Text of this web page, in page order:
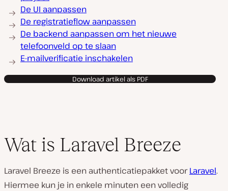
De UI aanpassen
De registratieflow aanpassen
De backend aanpassen om het nieuwe
telefoonveld op te slaan
E-mailverificatie inschakelen
Download artikel als PDF
Wat is Laravel Breeze
Laravel Breeze is een authenticatiepakket voorLaravel.
Hiermee kun je in enkele minuten een volledig